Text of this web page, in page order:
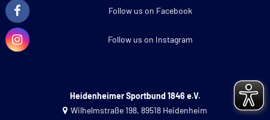
Follow us on Facebook
Follow us on Instagram
Heidenheimer Sportbund 1846 e.V.
Wilhelmstraße 198, 89518 Heidenheim